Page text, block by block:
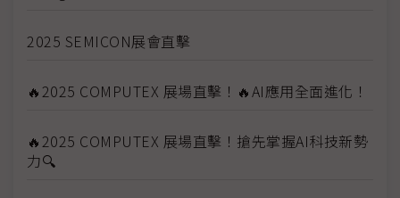
2025 SEMICON展會直擊
🔥2025 COMPUTEX 展場直擊！🔥AI應用全面進化！
🔥2025 COMPUTEX 展場直擊！搶先掌握AI科技新勢
力🔍